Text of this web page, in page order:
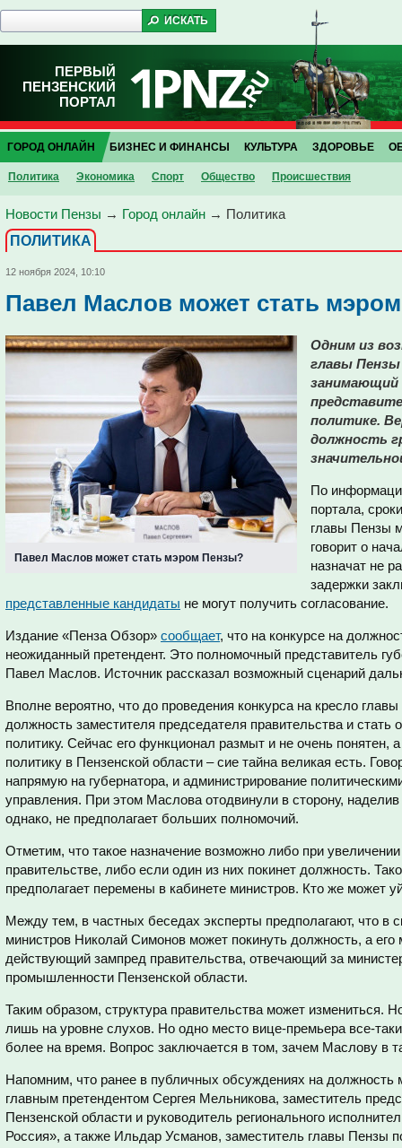
ПЕРВЫЙ
ПЕНЗЕНСКИЙ
ПОРТАЛ
ГОРОД ОНЛАЙН
Политика Экономика Спорт Общество Проиcшествия
БИЗНЕС И ФИНАНСЫ КУЛЬТУРА ЗДОРОВЬЕ
Новости Пензы → Город онлайн → Политика
ПОЛИТИКА
12 ноября 2024, 10:10
Павел Маслов может стать
Павел Маслов может стать мэром Пензы?
Одним из
главы
занимающий
политике.
должность
По
портала,
главы Пензы
говорит о
назначат не
задержки
представленные кандидаты не могут получить согласование.
Издание «Пенза Обзор» сообщает, что на конкурсе на
неожиданный претендент. Это полномочный представитель
Павел Маслов. Источник рассказал возможный сценарий
Вполне вероятно, что до проведения конкурса на кресло
должность заместителя председателя правительства и стать
политику. Сейчас его функционал размыт и не очень понятен,
политику в Пензенской области – сие тайна великая есть.
напрямую на губернатора, и администрирование
управления. При этом Маслова отодвинули в сторону,
однако, не предполагает больших полномочий.
Отметим, что такое назначение возможно либо при
правительстве, либо если один из них покинет должность.
предполагает перемены в кабинете министров. Кто же может
Между тем, в частных беседах эксперты предполагают, что в
министров Николай Симонов может покинуть должность, а
действующий зампред правительства, отвечающий за
промышленности Пензенской области.
Таким образом, структура правительства может измениться.
лишь на уровне слухов. Но одно место вице-премьера все-
более на время. Вопрос заключается в том, зачем Маслову в
Напомним, что ранее в публичных обсуждениях на должность
главным претендентом Сергея Мельникова, заместитель
Пензенской области и руководитель регионального
Россия», а также Ильдар Усманов, заместитель главы Пензы